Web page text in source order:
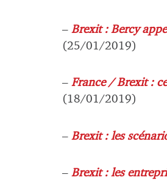
– Brexit : Bercy
(25/01/2019)
– France / Brexit :
(18/01/2019)
– Brexit : les
– Brexit : les